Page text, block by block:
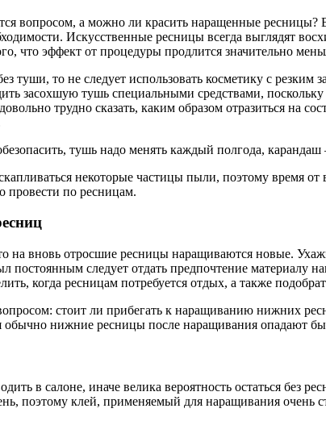
вопросом, а можно ли красить наращенные
Искусственные ресницы всегда выглядят
что эффект от процедуры продлится значительно
туши, то не следует использовать косметику с
засохшую тушь специальными средствами,
трудно сказать, каким образом отразиться на
тушь надо менять каждый полгода, карандаш
некоторые частицы пыли, поэтому время
провести по ресницам.
на вновь отросшие ресницы наращиваются новые.
следует отдать предпочтение материалу
когда ресницам потребуется отдых, а также
стоит ли прибегать к наращиванию нижних
обычно нижние ресницы после наращивания опадают
в салоне, иначе велика вероятность остаться без
поэтому клей, применяемый для наращивания очень